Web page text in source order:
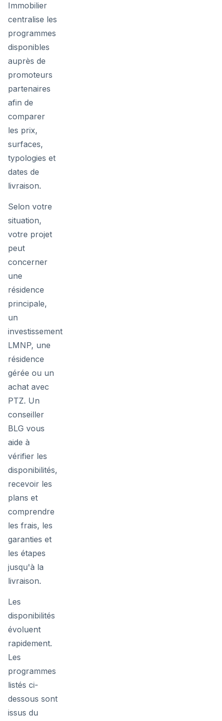
Immobilier
centralise les
programmes
disponibles
auprès de
promoteurs
partenaires
afin de
comparer
les prix,
surfaces,
typologies et
dates de
livraison.
Selon votre
situation,
votre projet
peut
concerner
une
résidence
principale,
un
investissement
LMNP, une
résidence
gérée ou un
achat avec
PTZ. Un
conseiller
BLG vous
aide à
vérifier les
disponibilités,
recevoir les
plans et
comprendre
les frais, les
garanties et
les étapes
jusqu'à la
livraison.
Les
disponibilités
évoluent
rapidement.
Les
programmes
listés ci-
dessous sont
issus du